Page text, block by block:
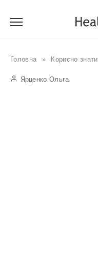
Головна » Корисно знати
Ярценко Ольга